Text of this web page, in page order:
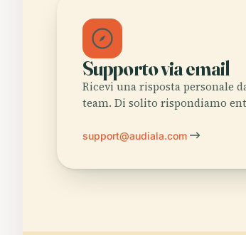
Supporto via email
Ricevi una risposta personale
team. Di solito rispondiamo
support@audiala.com